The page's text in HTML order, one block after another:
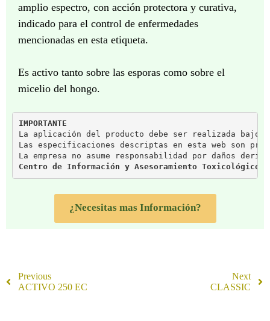
amplio espectro, con acción protectora y curativa,
indicado para el control de enfermedades
mencionadas en esta etiqueta.
Es activo tanto sobre las esporas como sobre el
micelio del hongo.
IMPORTANTE
La aplicación del producto debe ser realizada bajo
Las especificaciones descriptas en esta web son
La empresa no asume responsabilidad por daños
Centro de Información y Asesoramiento
¿Necesitas mas Información?
Previous
ACTIVO 250 EC
Next
CLASSIC